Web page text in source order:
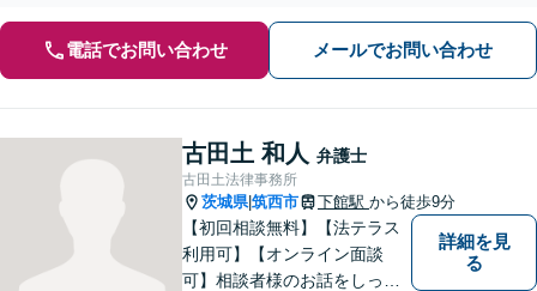
電話でお問い合わせ メールでお問い合わせ
古田土 和人 弁護士
古田土法律事務所
茨城県|筑西市 下館駅 から徒歩9分
【初回相談無料】【法テラス
利用可】【オンライン面談
可】相談者様のお話をしっか
詳細を見
る